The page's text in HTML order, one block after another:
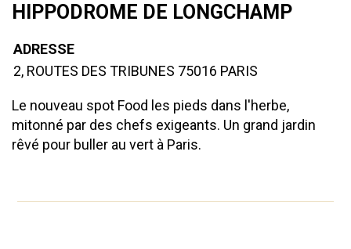
HIPPODROME DE LONGCHAMP
ADRESSE
2, ROUTES DES TRIBUNES 75016 PARIS
Le nouveau spot Food les pieds dans l'herbe,
mitonné par des chefs exigeants. Un grand jardin
rêvé pour buller au vert à Paris.